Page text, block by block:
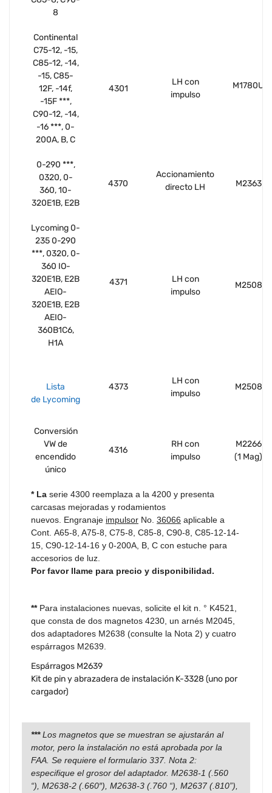
8
Continental
C75-12, -15,
C85-12, -14,
-15, C85-
12F, -14f,
-15F ***,
C90-12, -14,
-16 ***, 0-
200A, B, C
4301
LH con
impulso
M1780U
0-290 ***,
0320, 0-
360, 10-
320E1B, E2B
4370
Accionamiento
directo LH
M2363
Lycoming 0-
235 0-290
***, 0320, 0-
360 IO-
320E1B, E2B
AEIO-
320E1B, E2B
AEIO-
360B1C6,
H1A
4371
LH con
impulso
M2508
Lista
de Lycoming
4373
LH con
impulso
M2508
Conversión
VW de
encendido
único
4316
RH con
impulso
M2266
(1 Mag)
* La serie 4300 reemplaza a la 4200 y presenta
carcasas mejoradas y rodamientos
nuevos. Engranaje impulsor No. 36066 aplicable a
Cont. A65-8, A75-8, C75-8, C85-8, C90-8, C85-12-14-
15, C90-12-14-16 y 0-200A, B, C con estuche para
accesorios de luz.
Por favor llame para precio y disponibilidad.
**Para instalaciones nuevas, solicite el kit n. ° K4521,
que consta de dos magnetos 4230, un arnés M2045,
dos adaptadores M2638 (consulte la Nota 2) y cuatro
espárragos M2639.
Espárragos M2639
Kit de pin y abrazadera de instalación K-3328 (uno por
cargador)
***Los magnetos que se muestran se ajustarán al
motor, pero la instalación no está aprobada por la
FAA. Se requiere el formulario 337. Nota 2:
especifique el grosor del adaptador. M2638-1 (.560
“), M2638-2 (.660″), M2638-3 (.760 “), M2637 (.810”),